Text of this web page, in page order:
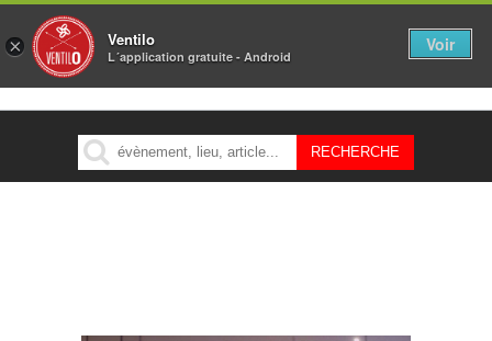
MENU
× Ventilo
L´application gratuite - Android
Voir